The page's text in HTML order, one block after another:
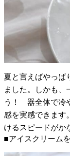
夏と言えばやっ
ました。しかも、
う！ 器全体で冷
感を実感できます
けるスピードがか
■アイスクリーム